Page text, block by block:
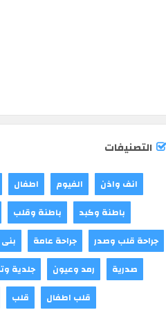
التصنيفات
اطفال الفيوم
انف واذن
باطنة وقلب
باطنة وكبد
جراحة عامة
جراحة قلب وصدر
جلدية
رمد وعيون
صدرية
قلب قلب اطفال